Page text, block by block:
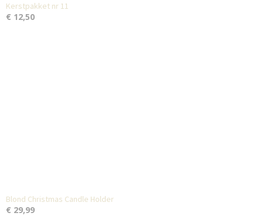
Kerstpakket nr 11
€ 12,50
Blond Christmas Candle Holder
€ 29,99